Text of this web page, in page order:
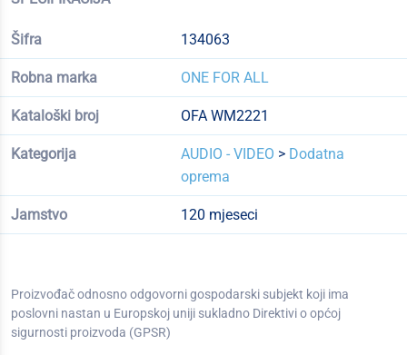
Šifra 134063
Robna marka ONE FOR ALL
Kataloški broj OFA WM2221
Kategorija AUDIO - VIDEO > Dodatna
oprema
Jamstvo 120 mjeseci
Proizvođač odnosno odgovorni gospodarski subjekt koji ima
poslovni nastan u Europskoj uniji sukladno Direktivi o općoj
sigurnosti proizvoda (GPSR)